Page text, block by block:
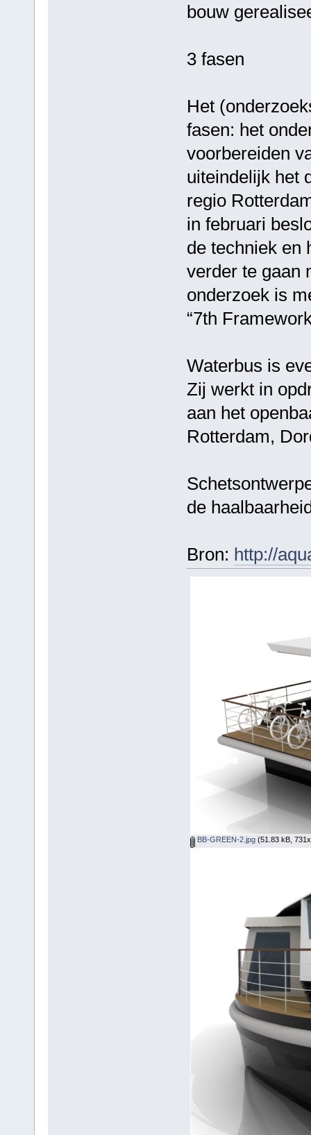
bouw
3 fasen
Het
fasen: het
voorbereiden
uiteindelijk het
regio
in februari
de techniek en
verder te gaan
onderzoek is
“7th
Waterbus is
Zij werkt in
aan het
Rotterdam,
de
Bron: http://
BB-GREEN-2.jpg(51.83 kB,